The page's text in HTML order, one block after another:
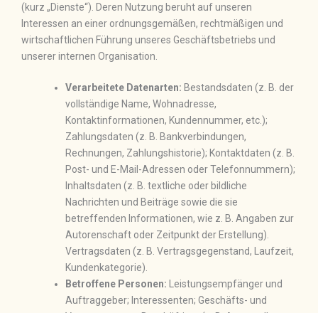
(kurz „Dienste“). Deren Nutzung beruht auf unseren
Interessen an einer ordnungsgemäßen, rechtmäßigen und
wirtschaftlichen Führung unseres Geschäftsbetriebs und
unserer internen Organisation.
Verarbeitete Datenarten: Bestandsdaten (z. B. der
vollständige Name, Wohnadresse,
Kontaktinformationen, Kundennummer, etc.);
Zahlungsdaten (z. B. Bankverbindungen,
Rechnungen, Zahlungshistorie); Kontaktdaten (z. B.
Post- und E-Mail-Adressen oder Telefonnummern);
Inhaltsdaten (z. B. textliche oder bildliche
Nachrichten und Beiträge sowie die sie
betreffenden Informationen, wie z. B. Angaben zur
Autorenschaft oder Zeitpunkt der Erstellung).
Vertragsdaten (z. B. Vertragsgegenstand, Laufzeit,
Kundenkategorie).
Betroffene Personen: Leistungsempfänger und
Auftraggeber; Interessenten; Geschäfts- und